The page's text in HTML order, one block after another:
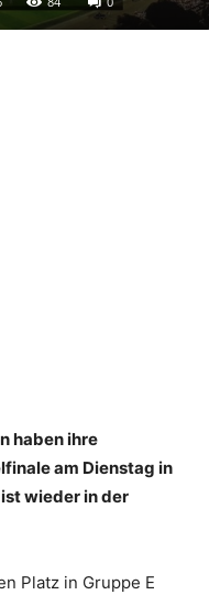
haben ihre
am Dienstag in
wieder in der
Platz in Gruppe E